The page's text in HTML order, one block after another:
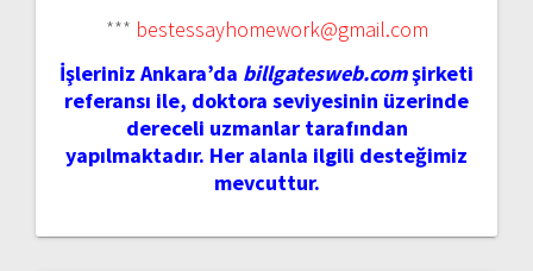
*** bestessayhomework@gmail.com
İşleriniz Ankara’da billgatesweb.comşirketi
referansı ile, doktora seviyesinin üzerinde
dereceli uzmanlar tarafından
yapılmaktadır. Her alanla ilgili desteğimiz
mevcuttur.